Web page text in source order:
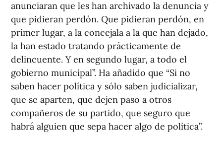
anunciaran que les han archivado la denuncia y
que pidieran perdón. Que pidieran perdón, en
primer lugar, a la concejala a la que han dejado,
la han estado tratando prácticamente de
delincuente. Y en segundo lugar, a todo el
gobierno municipal”. Ha añadido que “Si no
saben hacer política y sólo saben judicializar,
que se aparten, que dejen paso a otros
compañeros de su partido, que seguro que
habrá alguien que sepa hacer algo de política”.